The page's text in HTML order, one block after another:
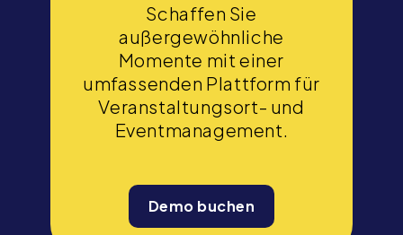
Schaffen Sie
außergewöhnliche
Momente mit einer
umfassenden Plattform für
Veranstaltungsort- und
Eventmanagement.
Demo buchen